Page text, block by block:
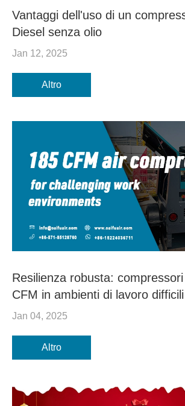
Vantaggi dell'uso di un
Diesel senza olio
Jan 12, 2025
Altro
Resilienza robusta:
CFM in ambienti di lavoro difficili
Jan 04, 2025
Altro